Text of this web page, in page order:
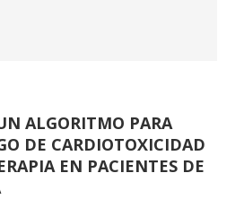
ALGORITMO PARA
DE CARDIOTOXICIDAD
EN PACIENTES DE